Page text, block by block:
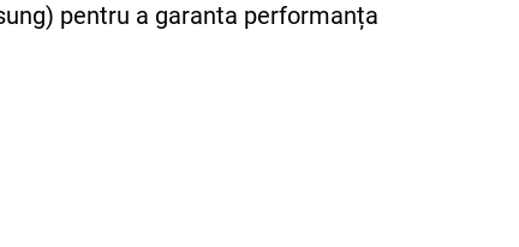
pentru a garanta performanța